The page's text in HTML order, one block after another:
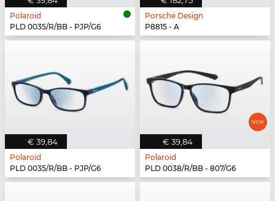
Polaroid
PLD 0035/R/BB - PJP/G6
Porsche Design
P8815 - A
€ 39,84
Polaroid
PLD 0035/R/BB - PJP/G6
€ 39,84
Polaroid
PLD 0038/R/BB - 807/G6